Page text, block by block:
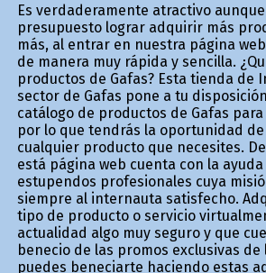
Es verdaderamente atractivo
presupuesto lograr adquirir más
más, al entrar en nuestra página
de manera muy rápida y sencilla.
productos de Gafas? Esta tienda de
sector de Gafas pone a tu
catálogo de productos de Gafas
por lo que tendrás la oportunidad
cualquier producto que necesites.
está página web cuenta con la
estupendos profesionales cuya
siempre al internauta satisfecho.
tipo de producto o servicio
actualidad algo muy seguro y que
beneficio de las promos exclusivas
puedes beneficiarte haciendo estas